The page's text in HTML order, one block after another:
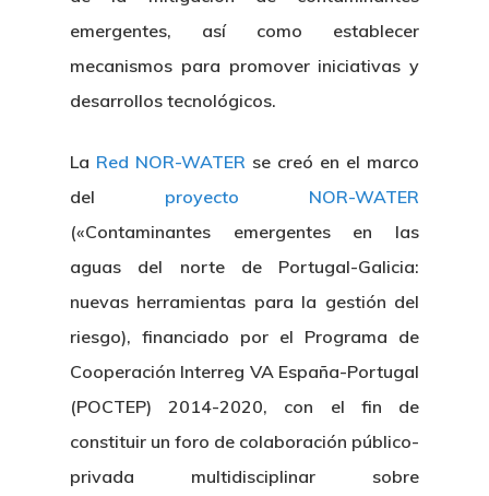
emergentes, así como establecer
mecanismos para promover iniciativas y
desarrollos tecnológicos.
La Red NOR-WATER se creó en el marco
del proyecto NOR-WATER
(«Contaminantes emergentes en las
aguas del norte de Portugal-Galicia:
nuevas herramientas para la gestión del
riesgo), financiado por el Programa de
Cooperación Interreg VA España-Portugal
(POCTEP) 2014-2020, con el fin de
constituir un foro de colaboración público-
privada multidisciplinar sobre